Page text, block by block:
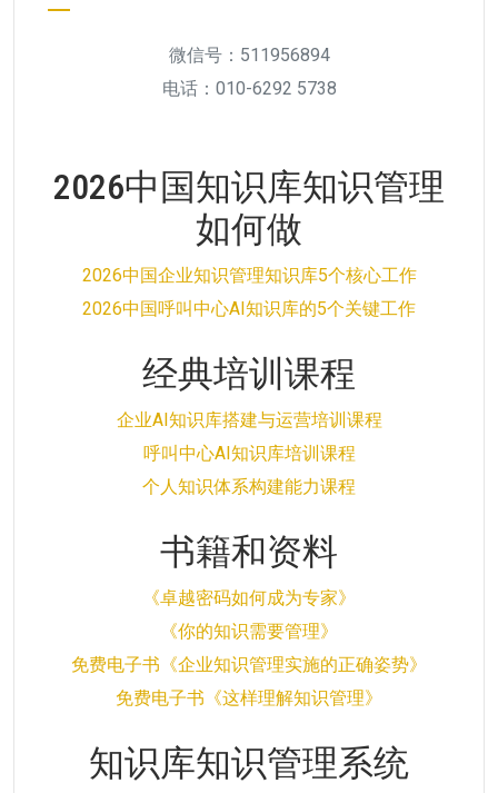
微信号：511956894
电话：010-6292 5738
2026中国知识库知识管理
如何做
2026中国企业知识管理知识库5个核心工作
2026中国呼叫中心AI知识库的5个关键工作
经典培训课程
企业AI知识库搭建与运营培训课程
呼叫中心AI知识库培训课程
个人知识体系构建能力课程
书籍和资料
《卓越密码如何成为专家》
《你的知识需要管理》
免费电子书《企业知识管理实施的正确姿势》
免费电子书《这样理解知识管理》
知识库知识管理系统